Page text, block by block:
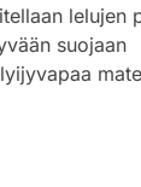
lelujen
suojaan